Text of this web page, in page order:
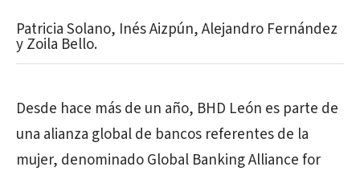
Patricia Solano, Inés Aizpún, Alejandro Fernández
y Zoila Bello.
Desde hace más de un año, BHD León es parte de
una alianza global de bancos referentes de la
mujer, denominado Global Banking Alliance for